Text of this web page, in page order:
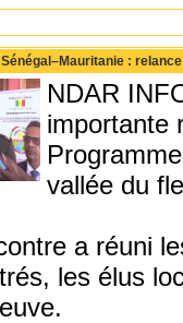
Sénégal–Mauritanie :
NDAR
importante
vallée du
a réuni
les élus